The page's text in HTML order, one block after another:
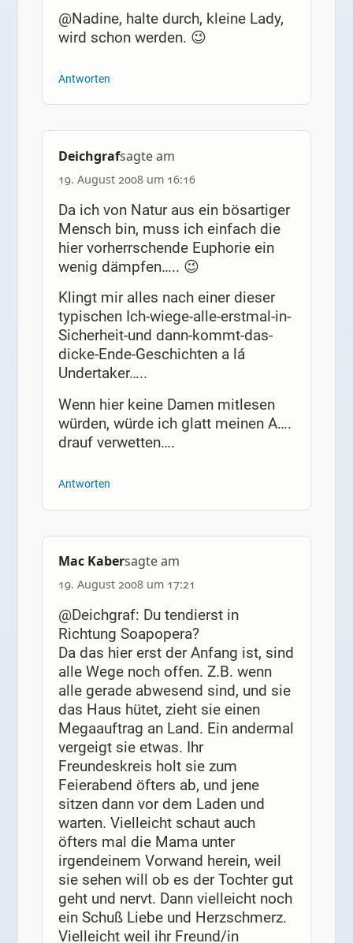
@Nadine, halte durch, kleine Lady,
wird schon werden. 😉
Antworten
Deichgrafsagte am
19. August 2008 um 16:16
Da ich von Natur aus ein bösartiger
Mensch bin, muss ich einfach die
hier vorherrschende Euphorie ein
wenig dämpfen….. 😉
Klingt mir alles nach einer dieser
typischen Ich-wiege-alle-erstmal-in-
Sicherheit-und dann-kommt-das-
dicke-Ende-Geschichten a lá
Undertaker…..
Wenn hier keine Damen mitlesen
würden, würde ich glatt meinen A….
drauf verwetten….
Antworten
Mac Kabersagte am
19. August 2008 um 17:21
@Deichgraf: Du tendierst in
Richtung Soapopera?
Da das hier erst der Anfang ist, sind
alle Wege noch offen. Z.B. wenn
alle gerade abwesend sind, und sie
das Haus hütet, zieht sie einen
Megaauftrag an Land. Ein andermal
vergeigt sie etwas. Ihr
Freundeskreis holt sie zum
Feierabend öfters ab, und jene
sitzen dann vor dem Laden und
warten. Vielleicht schaut auch
öfters mal die Mama unter
irgendeinem Vorwand herein, weil
sie sehen will ob es der Tochter gut
geht und nervt. Dann vielleicht noch
ein Schuß Liebe und Herzschmerz.
Vielleicht weil ihr Freund/in